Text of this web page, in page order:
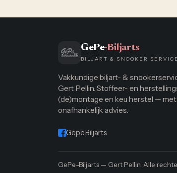
GePe-Biljarts
BILJART & SNOOKER SERVICE
Vakkundige biljart- &
Gert Pellin. Stoffeer- en
(de)montage en keu herstel — met
onafhankelijk advies.
Gepe.Biljarts
GePe-Biljarts — Gert Pellin. Alle